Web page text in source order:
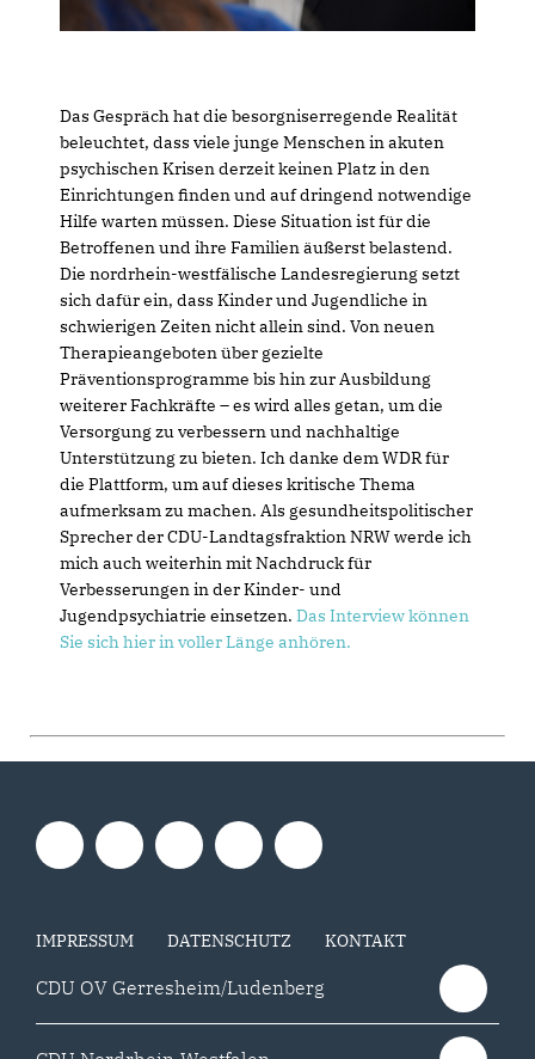
Das Gespräch hat die besorgniserregende Realität
beleuchtet, dass viele junge Menschen in akuten
psychischen Krisen derzeit keinen Platz in den
Einrichtungen finden und auf dringend notwendige
Hilfe warten müssen. Diese Situation ist für die
Betroffenen und ihre Familien äußerst belastend.
Die nordrhein-westfälische Landesregierung setzt
sich dafür ein, dass Kinder und Jugendliche in
schwierigen Zeiten nicht allein sind. Von neuen
Therapieangeboten über gezielte
Präventionsprogramme bis hin zur Ausbildung
weiterer Fachkräfte – es wird alles getan, um die
Versorgung zu verbessern und nachhaltige
Unterstützung zu bieten. Ich danke dem WDR für
die Plattform, um auf dieses kritische Thema
aufmerksam zu machen. Als gesundheitspolitischer
Sprecher der CDU-Landtagsfraktion NRW werde ich
mich auch weiterhin mit Nachdruck für
Verbesserungen in der Kinder- und
Jugendpsychiatrie einsetzen. Das Interview können
Sie sich hier in voller Länge anhören.
IMPRESSUM DATENSCHUTZ KONTAKT
CDU OV Gerresheim/Ludenberg